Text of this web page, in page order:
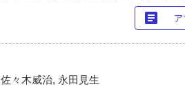
article
々木威治, 永田見生